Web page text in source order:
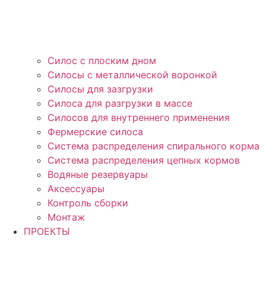
Силос с плоским дном
Силосы с металлической воронкой
Силосы для зазгрузки
Силоса для разгрузки в массе
Силосов для внутреннего применения
Фермерские силоса
Система распределения спирального корма
Система распределения цепных кормов
Водяные резервуары
Аксессуары
Контроль сборки
Монтаж
ПРОЕКТЫ